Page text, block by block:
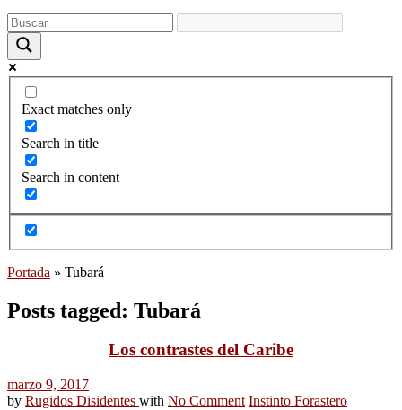
Exact matches only
Search in title
Search in content
Portada » Tubará
Posts tagged: Tubará
Los contrastes del Caribe
marzo 9, 2017
by Rugidos Disidentes with No Comment Instinto Forastero